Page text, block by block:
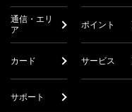
通信・エリ
ア
ポイント
カード サービス
サポート